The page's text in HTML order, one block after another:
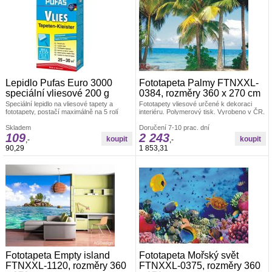
Lepidlo Pufas Euro 3000
speciální vliesové 200 g
Speciální lepidlo na vliesové tapety a
fototapety, postačí maximálně na 5 rolí
Skladem
109 ,-
90,29
Fototapeta Palmy FTNXXL-
0384, rozměry 360 x 270 cm
Fototapety vliesové určené k dekoraci
interiéru. Polymerový tisk. Vyrobeno v ČR.
lepení fototapety ve čtyřech pruzích.
Lepidlo je součástí balení. Lepidlem se
natírá pouze zeď.
Doručení 7-10 prac. dní
2 243,-
1 853,31
Fototapeta Empty island
FTNXXL-1120, rozměry 360
Fototapeta Mořský svět
FTNXXL-0375, rozměry 360